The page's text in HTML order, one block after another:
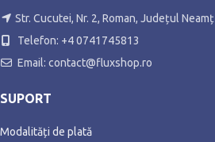
Str. Cucutei, Nr. 2, Roman, Județul Neamț
Telefon: +4 0741745813
Email: contact@fluxshop.ro
SUPORT
Modalități de plată